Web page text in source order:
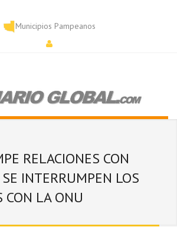
Municipios Pampeanos
RELACIONES CON
INTERRUMPEN LOS
CON LA ONU